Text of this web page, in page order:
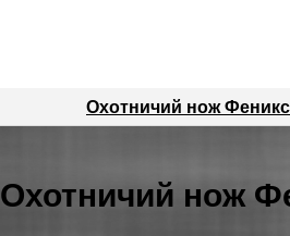
Охотничий нож Феникс
Охотничий нож